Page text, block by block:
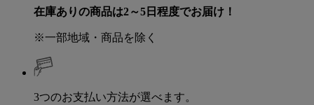
在庫ありの商品は2～5日程度でお届け！
※一部地域・商品を除く
3つのお支払い方法が選べます。